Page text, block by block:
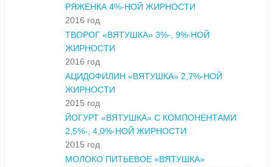
РЯЖЕНКА 4%-НОЙ ЖИРНОСТИ
2016 год
ТВОРОГ «ВЯТУШКА» 3%-, 9%-НОЙ
ЖИРНОСТИ
2016 год
АЦИДОФИЛИН «ВЯТУШКА» 2,7%-НОЙ
ЖИРНОСТИ
2015 год
ЙОГУРТ «ВЯТУШКА» С КОМПОНЕНТАМИ
2,5%-, 4,0%-НОЙ ЖИРНОСТИ
2015 год
МОЛОКО ПИТЬЕВОЕ «ВЯТУШКА»